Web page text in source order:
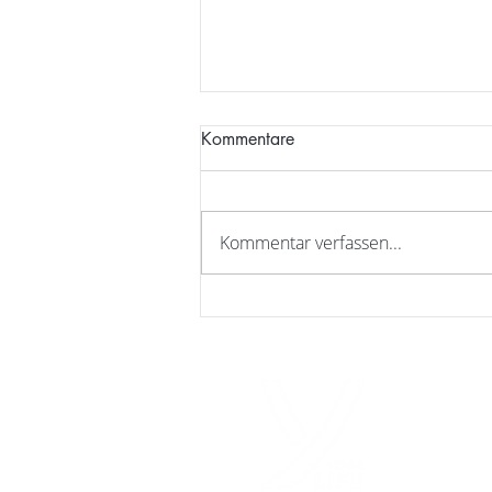
Happy Halloween aus dem
Kommentare
Kommentar verfassen...